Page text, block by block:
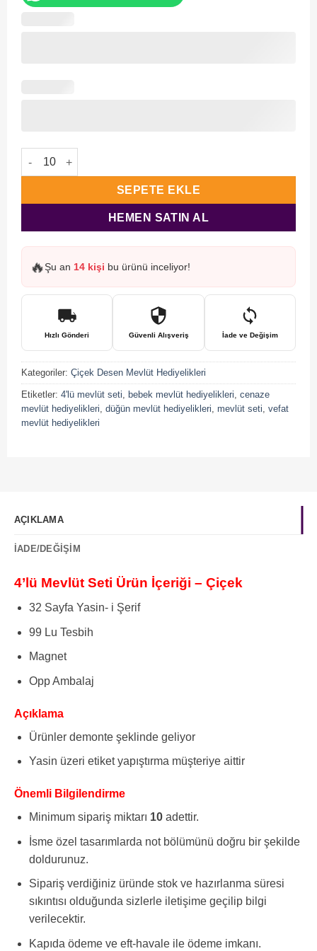
4'lü Mevlüt Seti-2-Çiçek adet
SEPETE EKLE
HEMEN SATIN AL
🔥Şu an 14 kişi bu ürünü inceliyor!
Hızlı Gönderi Güvenli Alışveriş İade ve Değişim
Kategoriler: Çiçek Desen Mevlüt Hediyelikleri
Etiketler: 4'lü mevlüt seti bebek mevlüt hediyelikleri cenaze
mevlüt hediyelikleri düğün mevlüt hediyelikleri mevlüt seti vefat
mevlüt hediyelikleri
AÇIKLAMA
İADE/DEĞIŞIM
4’lü Mevlüt Seti Ürün İçeriği – Çiçek
32 Sayfa Yasin- i Şerif
99 Lu Tesbih
Magnet
Opp Ambalaj
Açıklama
Ürünler demonte şeklinde geliyor
Yasin üzeri etiket yapıştırma müşteriye aittir
Önemli Bilgilendirme
Minimum sipariş miktarı 10adettir.
İsme özel tasarımlarda not bölümünü doğru bir şekilde
doldurunuz.
Sipariş verdiğiniz üründe stok ve hazırlanma süresi
sıkıntısı olduğunda sizlerle iletişime geçilip bilgi
verilecektir.
Kapıda ödeme ve eft-havale ile ödeme imkanı.